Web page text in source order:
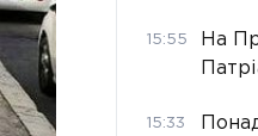
15:55
На
15:33